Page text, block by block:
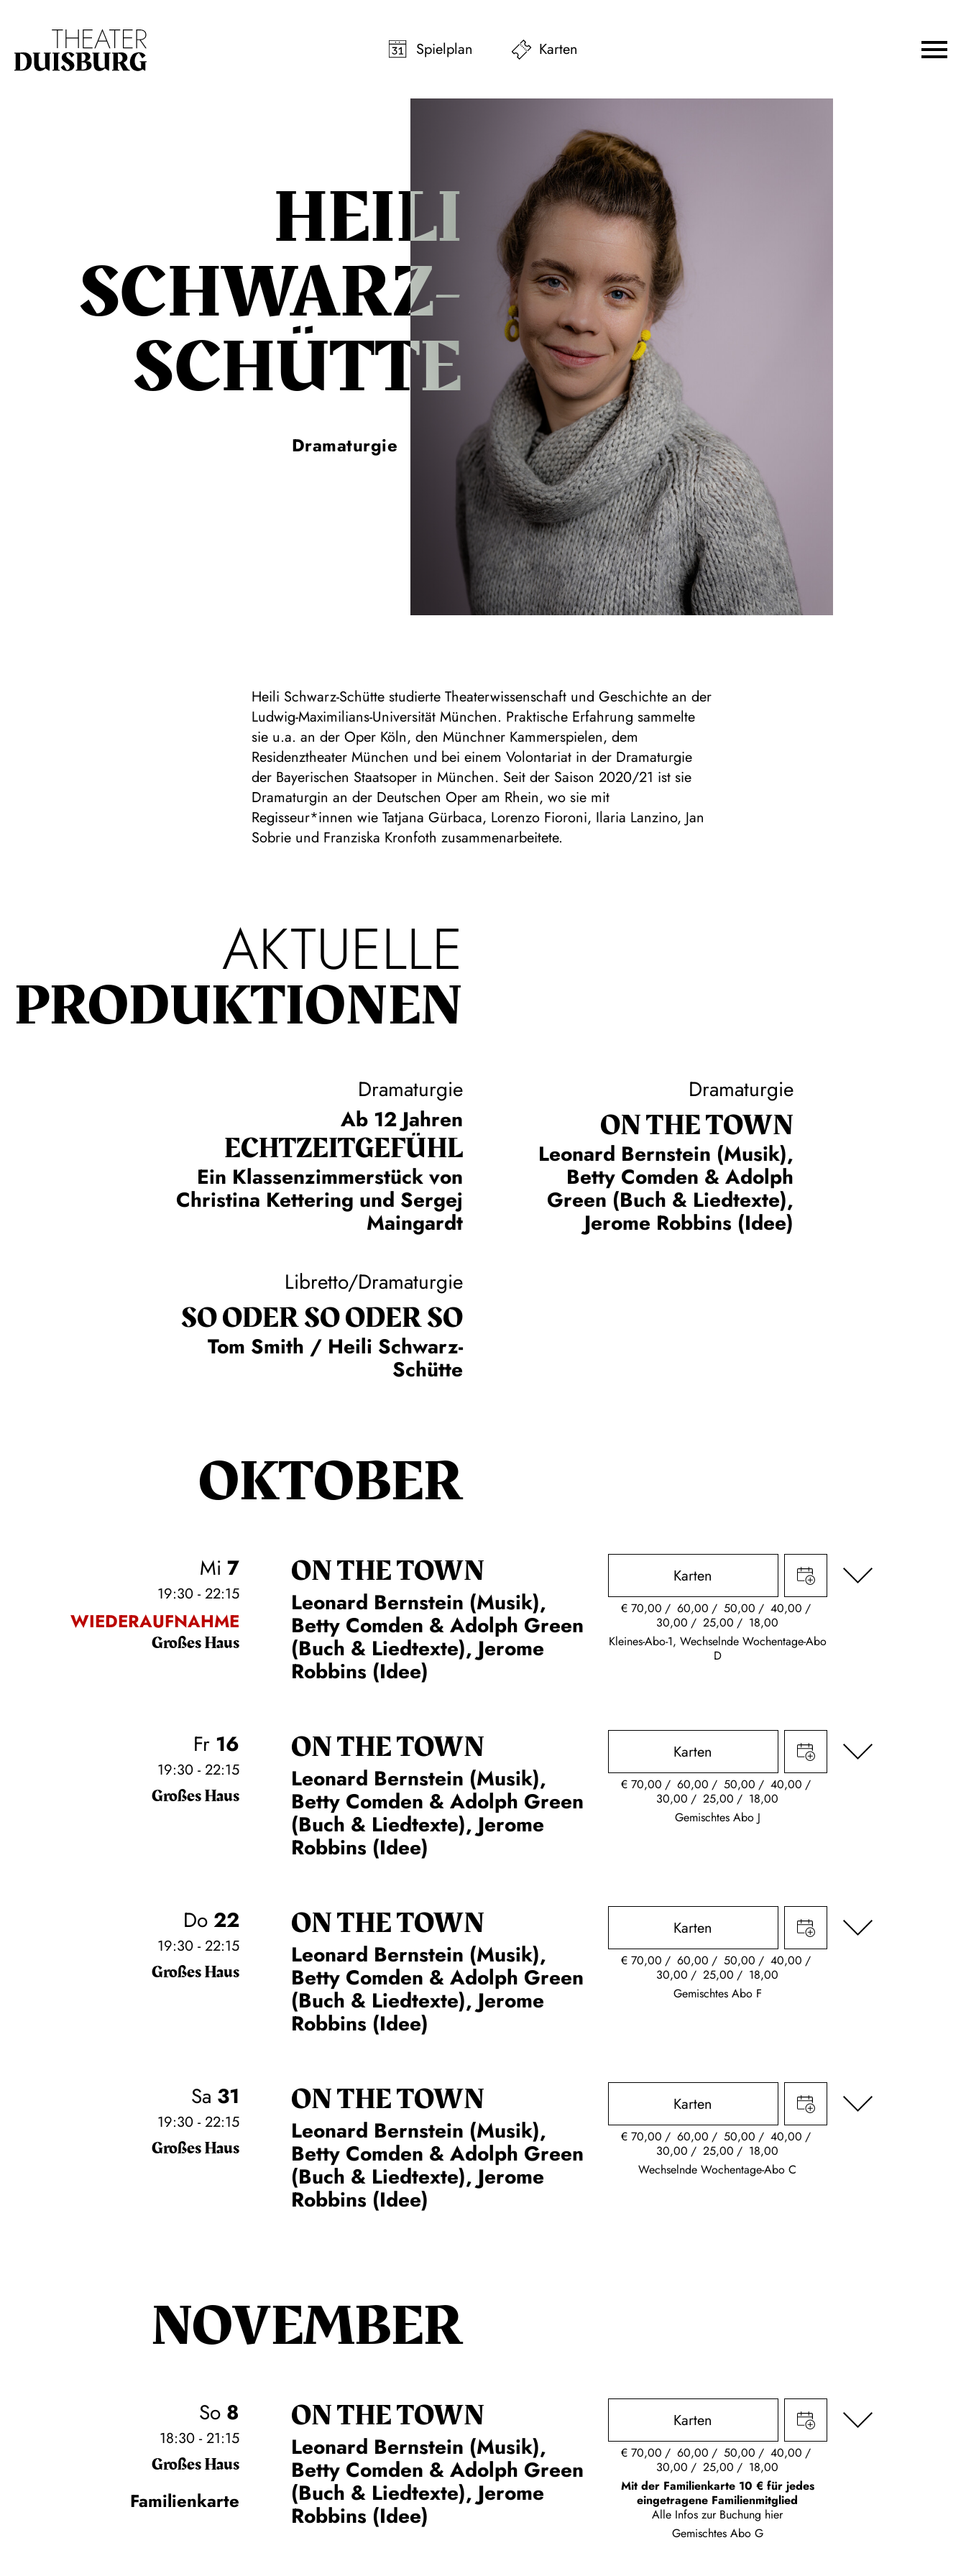
Spielplan
Karten
HEILI
SCHWARZ-
SCHÜTTE
Dramaturgie
Heili Schwarz-Schütte studierte Theaterwissenschaft und Geschichte an der
Ludwig-Maximilians-Universität München. Praktische Erfahrung sammelte
sie u.a. an der Oper Köln, den Münchner Kammerspielen, dem
Residenztheater München und bei einem Volontariat in der Dramaturgie
der Bayerischen Staatsoper in München. Seit der Saison 2020/21 ist sie
Dramaturgin an der Deutschen Oper am Rhein, wo sie mit
Regisseur*innen wie Tatjana Gürbaca, Lorenzo Fioroni, Ilaria Lanzino, Jan
Sobrie und Franziska Kronfoth zusammenarbeitete.
AKTUELLE
PRODUKTIONEN
Dramaturgie
Ab 12 Jahren
ECHT­ZEIT­GEFÜHL
Ein Klassenzimmerstück von
Christina Kettering und Sergej
Maingardt
Libretto/Dramaturgie
SO ODER SO ODER SO
Tom Smith / Heili Schwarz-
Schütte
Dramaturgie
ON THE TOWN
Leonard Bernstein (Musik),
Betty Comden & Adolph
Green (Buch & Liedtexte),
Jerome Robbins (Idee)
OKTOBER
Mi 7
19:30 - 22:15
WIEDERAUFNAHME
Großes Haus
ON THE TOWN
Leonard Bernstein (Musik),
Betty Comden & Adolph Green
(Buch & Liedtexte), Jerome
Robbins (Idee)
Karten
€70,00 60,00 50,00
40,00
30,00
25,00
18,00
Kleines-Abo-1, Wechselnde Wochentage-Abo
D
Fr 16
19:30 - 22:15
Großes Haus
ON THE TOWN
Leonard Bernstein (Musik),
Betty Comden & Adolph Green
(Buch & Liedtexte), Jerome
Robbins (Idee)
Karten
€70,00 60,00 50,00
40,00
30,00
25,00
18,00
Gemischtes Abo J
Do22
19:30 - 22:15
Großes Haus
ON THE TOWN
Leonard Bernstein (Musik),
Betty Comden & Adolph Green
(Buch & Liedtexte), Jerome
Robbins (Idee)
Karten
€70,00 60,00 50,00
40,00
30,00
25,00
18,00
Gemischtes Abo F
Sa 31
19:30 - 22:15
Großes Haus
ON THE TOWN
Leonard Bernstein (Musik),
Betty Comden & Adolph Green
(Buch & Liedtexte), Jerome
Robbins (Idee)
Karten
€70,00 60,00 50,00
40,00
30,00
25,00
18,00
Wechselnde Wochentage-Abo C
NOVEMBER
So 8
18:30 - 21:15
Großes Haus
Familienkarte
ON THE TOWN
Leonard Bernstein (Musik),
Betty Comden & Adolph Green
(Buch & Liedtexte), Jerome
Robbins (Idee)
Karten
€70,00 60,00 50,00
40,00
30,00
25,00
18,00
Mit der Familienkarte 10 € für jedes
eingetragene Familienmitglied
Alle Infos zur Buchung hier
Gemischtes Abo G